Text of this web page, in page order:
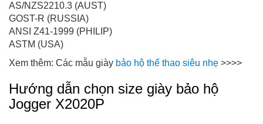
AS/NZS2210.3 (AUST)
GOST-R (RUSSIA)
ANSI Z41-1999 (PHILIP)
ASTM (USA)
Xem thêm: Các mẫu giày bảo hộ thể thao siêu nhẹ >>>>
Hướng dẫn chọn size giày bảo hộ
Jogger X2020P